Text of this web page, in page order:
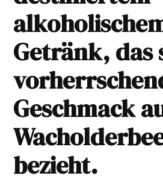
Getränk, das
Geschmack
bezieht.